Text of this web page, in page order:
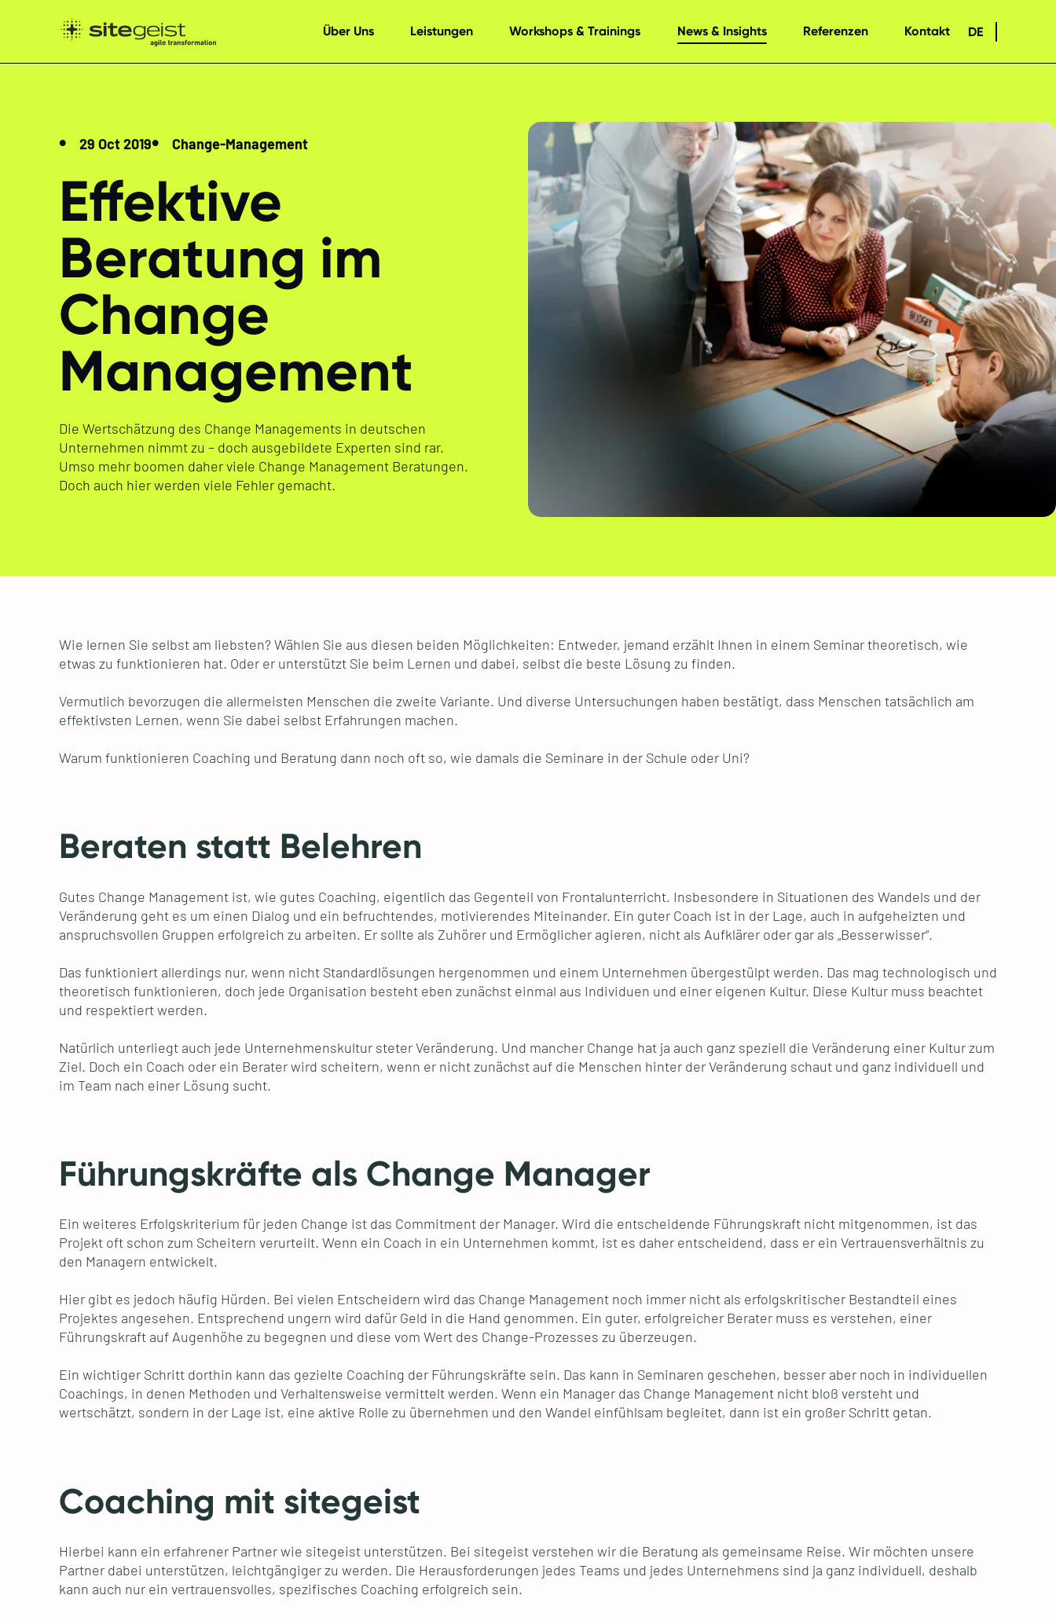
Über Uns Leistungen Workshops & Trainings News & Insights Referenzen Kontakt DE
29 Oct 2019 Change-Management
Effektive
Beratung im
Change
Management
Die Wertschätzung des Change Managements in deutschen
Unternehmen nimmt zu – doch ausgebildete Experten sind rar.
Umso mehr boomen daher viele Change Management Beratungen.
Doch auch hier werden viele Fehler gemacht.
Wie lernen Sie selbst am liebsten? Wählen Sie aus diesen beiden Möglichkeiten: Entweder, jemand erzählt Ihnen in einem Seminar theoretisch, wie
etwas zu funktionieren hat. Oder er unterstützt Sie beim Lernen und dabei, selbst die beste Lösung zu finden.
Vermutlich bevorzugen die allermeisten Menschen die zweite Variante. Und diverse Untersuchungen haben bestätigt, dass Menschen tatsächlich am
effektivsten Lernen, wenn Sie dabei selbst Erfahrungen machen.
Warum funktionieren Coaching und Beratung dann noch oft so, wie damals die Seminare in der Schule oder Uni?
Beraten statt Belehren
Gutes Change Management ist, wie gutes Coaching, eigentlich das Gegenteil von Frontalunterricht. Insbesondere in Situationen des Wandels und der
Veränderung geht es um einen Dialog und ein befruchtendes, motivierendes Miteinander. Ein guter Coach ist in der Lage, auch in aufgeheizten und
anspruchsvollen Gruppen erfolgreich zu arbeiten. Er sollte als Zuhörer und Ermöglicher agieren, nicht als Aufklärer oder gar als „Besserwisser“.
Das funktioniert allerdings nur, wenn nicht Standardlösungen hergenommen und einem Unternehmen übergestülpt werden. Das mag technologisch und
theoretisch funktionieren, doch jede Organisation besteht eben zunächst einmal aus Individuen und einer eigenen Kultur. Diese Kultur muss beachtet
und respektiert werden.
Natürlich unterliegt auch jede Unternehmenskultur steter Veränderung. Und mancher Change hat ja auch ganz speziell die Veränderung einer Kultur zum
Ziel. Doch ein Coach oder ein Berater wird scheitern, wenn er nicht zunächst auf die Menschen hinter der Veränderung schaut und ganz individuell und
im Team nach einer Lösung sucht.
Führungskräfte als Change Manager
Ein weiteres Erfolgskriterium für jeden Change ist das Commitment der Manager. Wird die entscheidende Führungskraft nicht mitgenommen, ist das
Projekt oft schon zum Scheitern verurteilt. Wenn ein Coach in ein Unternehmen kommt, ist es daher entscheidend, dass er ein Vertrauensverhältnis zu
den Managern entwickelt.
Hier gibt es jedoch häufig Hürden. Bei vielen Entscheidern wird das Change Management noch immer nicht als erfolgskritischer Bestandteil eines
Projektes angesehen. Entsprechend ungern wird dafür Geld in die Hand genommen. Ein guter, erfolgreicher Berater muss es verstehen, einer
Führungskraft auf Augenhöhe zu begegnen und diese vom Wert des Change-Prozesses zu überzeugen.
Ein wichtiger Schritt dorthin kann das gezielte Coaching der Führungskräfte sein. Das kann in Seminaren geschehen, besser aber noch in individuellen
Coachings, in denen Methoden und Verhaltensweise vermittelt werden. Wenn ein Manager das Change Management nicht bloß versteht und
wertschätzt, sondern in der Lage ist, eine aktive Rolle zu übernehmen und den Wandel einfühlsam begleitet, dann ist ein großer Schritt getan.
Coaching mit sitegeist
Hierbei kann ein erfahrener Partner wie sitegeist unterstützen. Bei sitegeist verstehen wir die Beratung als gemeinsame Reise. Wir möchten unsere
Partner dabei unterstützen, leichtgängiger zu werden. Die Herausforderungen jedes Teams und jedes Unternehmens sind ja ganz individuell, deshalb
kann auch nur ein vertrauensvolles, spezifisches Coaching erfolgreich sein.